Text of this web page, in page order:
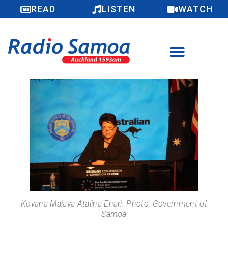
READ LISTEN WATCH
Kovana Maiava Atalina Enari. Photo: Government of
Samoa